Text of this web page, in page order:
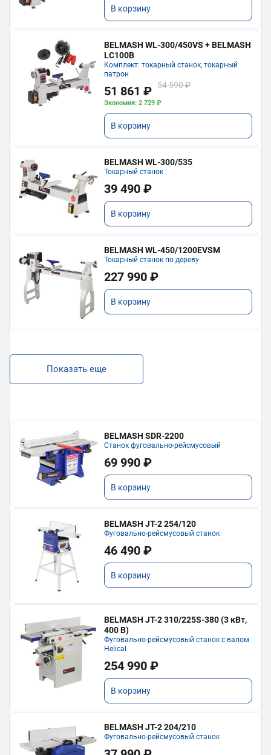
В корзину
BELMASH WL-300/450VS + BELMASH
LC100B
Комплект: токарный станок, токарный
патрон
51 861 ₽ 54 590 ₽
Экономия: 2 729 ₽
В корзину
BELMASH WL-300/535
Токарный станок
39 490 ₽
В корзину
BELMASH WL-450/1200EVSM
Токарный станок по дереву
227 990 ₽
В корзину
Показать еще
BELMASH SDR-2200
Станок фуговально-рейсмусовый
69 990 ₽
В корзину
BELMASH JT-2 254/120
Фуговально-рейсмусовый станок
46 490 ₽
В корзину
BELMASH JT-2 310/225S-380 (3 кВт,
400 В)
Фуговально-рейсмусовый станок с валом
Helical
254 990 ₽
В корзину
BELMASH JT-2 204/210
Фуговально-рейсмусовый станок